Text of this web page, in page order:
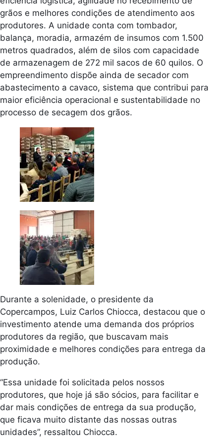
grãos e melhores condições de atendimento aos
produtores. A unidade conta com tombador,
balança, moradia, armazém de insumos com 1.500
metros quadrados, além de silos com capacidade
de armazenagem de 272 mil sacos de 60 quilos. O
empreendimento dispõe ainda de secador com
abastecimento a cavaco, sistema que contribui para
maior eficiência operacional e sustentabilidade no
processo de secagem dos grãos.
Durante a solenidade, o presidente da
Copercampos, Luiz Carlos Chiocca, destacou que o
investimento atende uma demanda dos próprios
produtores da região, que buscavam mais
proximidade e melhores condições para entrega da
produção.
“Essa unidade foi solicitada pelos nossos
produtores, que hoje já são sócios, para facilitar e
dar mais condições de entrega da sua produção,
que ficava muito distante das nossas outras
unidades”, ressaltou Chiocca.